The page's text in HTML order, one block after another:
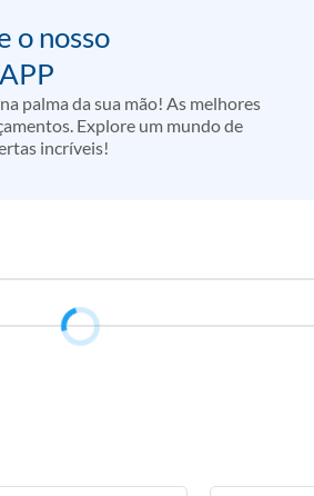
o nosso
APP
palma da sua mão! As melhores
Explore um mundo de
incríveis!